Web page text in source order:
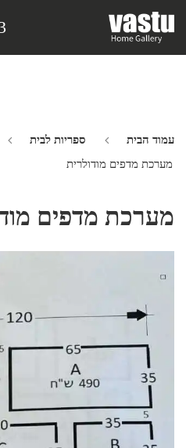
עמוד הבית ספריות לבית
מערכת מדפים מודולרית
מערכת מדפים